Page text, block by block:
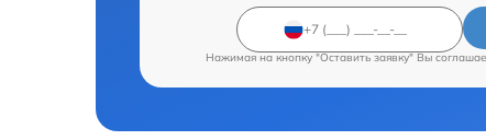
Нажимая на кнопку "Оставить заявку" Вы